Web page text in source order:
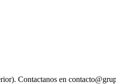
Contactanos en